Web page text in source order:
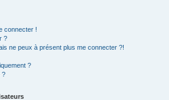
connecter !
?
ne peux à présent plus me connecter ?!
?
?